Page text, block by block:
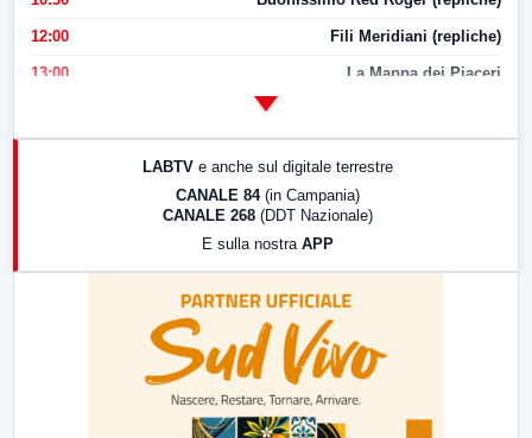
12:00 Fili Meridiani (repliche)
13:00 La Mappa dei Piaceri
LABTV e anche sul digitale terrestre
CANALE 84 (in Campania)
CANALE 268 (DDT Nazionale)
E sulla nostra APP